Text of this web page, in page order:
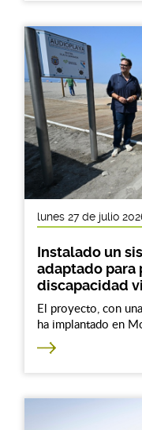
lunes 27 de julio
Instalado un
adaptado para
discapacidad
El proyecto, con
ha implantado en